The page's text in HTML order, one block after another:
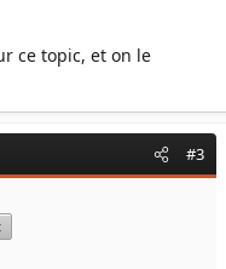
ce topic, et on le
#3